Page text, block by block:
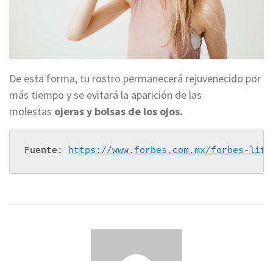
De esta forma, tu rostro permanecerá rejuvenecido por
más tiempo y se evitará la aparición de las
molestas ojeras y bolsas de los ojos.
Fuente: https://www.forbes.com.mx/forbes-